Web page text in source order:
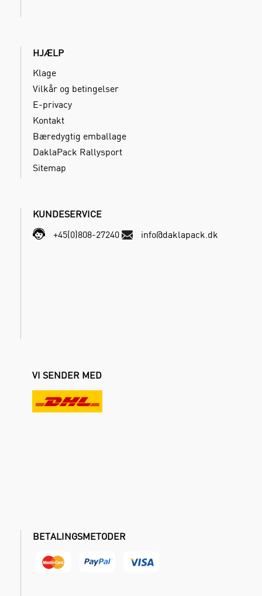
HJÆLP
Klage
Vilkår og betingelser
E-privacy
Kontakt
Bæredygtig emballage
DaklaPack Rallysport
Sitemap
KUNDESERVICE
+45(0)808-27240
info@daklapack.dk
VI SENDER MED
BETALINGSMETODER